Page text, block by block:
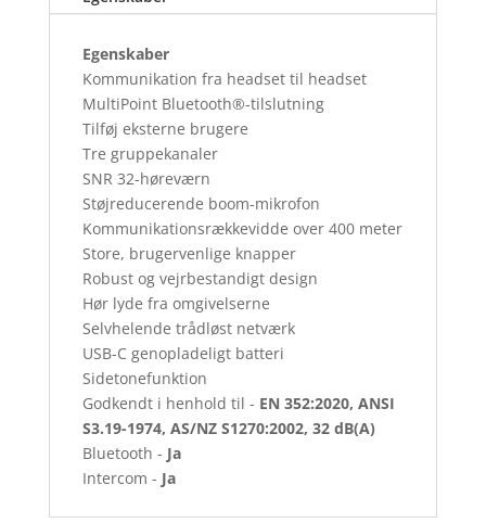
Egenskaber
Kommunikation fra headset til headset
MultiPoint Bluetooth®-tilslutning
Tilføj eksterne brugere
Tre gruppekanaler
SNR 32-høreværn
Støjreducerende boom-mikrofon
Kommunikationsrækkevidde over 400 meter
Store, brugervenlige knapper
Robust og vejrbestandigt design
Hør lyde fra omgivelserne
Selvhelende trådløst netværk
USB-C genopladeligt batteri
Sidetonefunktion
Godkendt i henhold til - EN 352:2020, ANSI
S3.19-1974, AS/NZ S1270:2002, 32 dB(A)
Bluetooth - Ja
Intercom - Ja